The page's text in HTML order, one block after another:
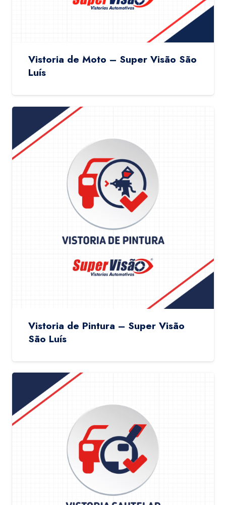
Vistoria de Moto – Super Visão São
Luís
Vistoria de Pintura – Super Visão
São Luís